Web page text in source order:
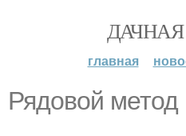
главная
Рядовой метод